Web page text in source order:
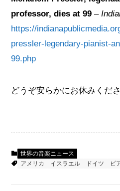
professor, dies at 99 –
https://
pressler-legendary-pianist-
99.php
どうぞ安らかにお休みくださ
世界の音楽ニュース
アメリカ
イスラエル ドイツ ピ